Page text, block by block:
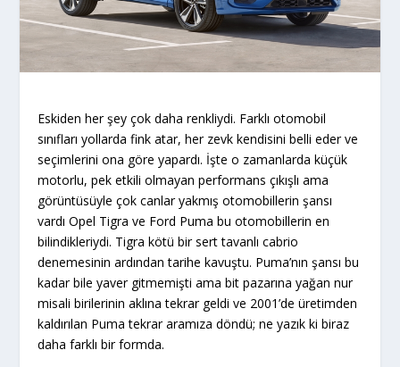
Eskiden her şey çok daha renkliydi. Farklı otomobil
sınıfları yollarda fink atar, her zevk kendisini belli eder ve
seçimlerini ona göre yapardı. İşte o zamanlarda küçük
motorlu, pek etkili olmayan performans çıkışlı ama
görüntüsüyle çok canlar yakmış otomobillerin şansı
vardı Opel Tigra ve Ford Puma bu otomobillerin en
bilindikleriydi. Tigra kötü bir sert tavanlı cabrio
denemesinin ardından tarihe kavuştu. Puma’nın şansı bu
kadar bile yaver gitmemişti ama bit pazarına yağan nur
misali birilerinin aklına tekrar geldi ve 2001’de üretimden
kaldırılan Puma tekrar aramıza döndü; ne yazık ki biraz
daha farklı bir formda.